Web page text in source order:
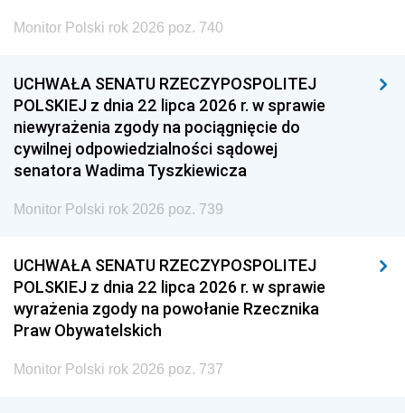
Monitor Polski rok 2026 poz. 740
UCHWAŁA SENATU RZECZYPOSPOLITEJ
POLSKIEJ z dnia 22 lipca 2026 r. w sprawie
niewyrażenia zgody na pociągnięcie do
cywilnej odpowiedzialności sądowej
senatora Wadima Tyszkiewicza
Monitor Polski rok 2026 poz. 739
UCHWAŁA SENATU RZECZYPOSPOLITEJ
POLSKIEJ z dnia 22 lipca 2026 r. w sprawie
wyrażenia zgody na powołanie Rzecznika
Praw Obywatelskich
Monitor Polski rok 2026 poz. 737